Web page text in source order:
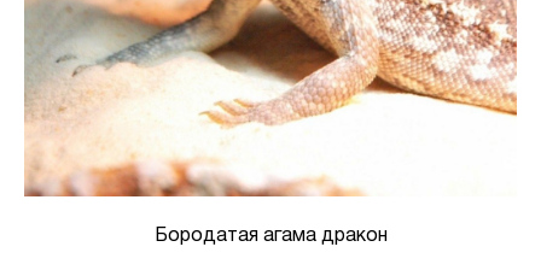
Бородатая агама дракон